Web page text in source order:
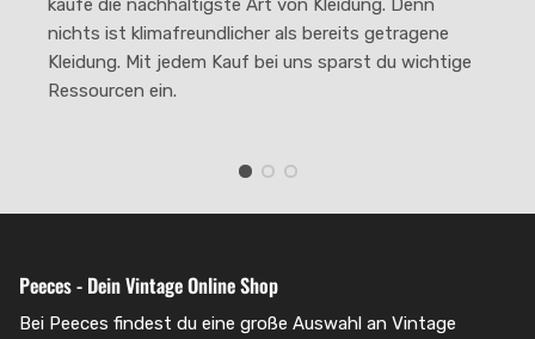
kaufe die nachhaltigste Art von Kleidung. Denn
nichts ist klimafreundlicher als bereits getragene
Kleidung. Mit jedem Kauf bei uns sparst du wichtige
Ressourcen ein.
Peeces - Dein Vintage Online Shop
Bei Peeces findest du eine große Auswahl an Vintage